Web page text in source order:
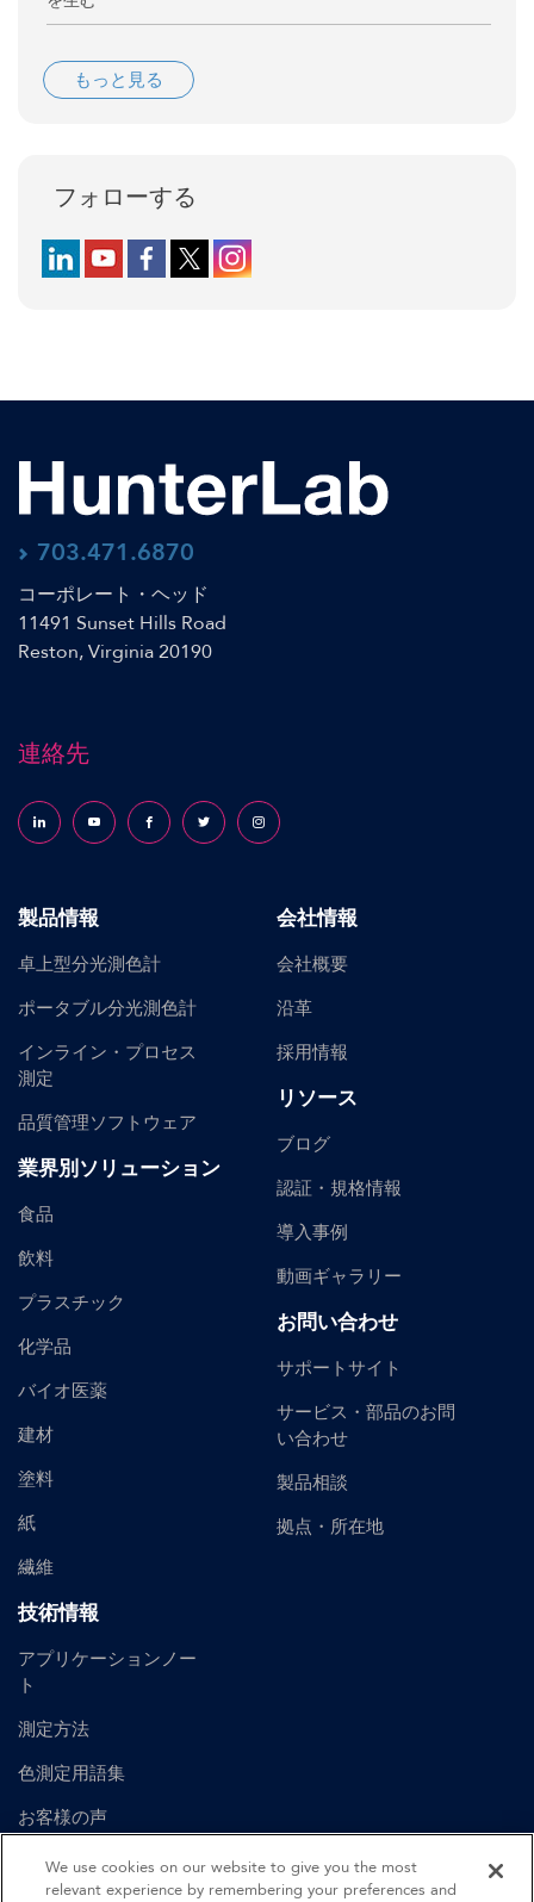
もっと見る
フォローする
Follow us on LinkedIn
Follow us on YouTube
Follow us on Facebook
Follow us on X (formerly Twitter)
Follow us on Instagram
703.471.6870
コーポレート・ヘッド
11491 Sunset Hills Road
Reston, Virginia 20190
連絡先
Follow us on LinkedInFollow us on YouTubeFollow us on Facebook
Follow us on X (formerly Twitter)
Follow us on Instagram
製品情報
卓上型分光測色計
ポータブル分光測色計
インライン・プロセス
測定
品質管理ソフトウェア
業界別ソリューション
食品
飲料
プラスチック
化学品
バイオ医薬
建材
塗料
紙
繊維
技術情報
アプリケーションノー
ト
測定方法
色測定用語集
お客様の声
ユーザーマニュアル
会社情報
会社概要
沿革
採用情報
リソース
ブログ
認証・規格情報
導入事例
動画ギャラリー
お問い合わせ
サポートサイト
サービス・部品のお問
い合わせ
製品相談
拠点・所在地
We use cookies on our website to give you the most
relevant experience by remembering your preferences and